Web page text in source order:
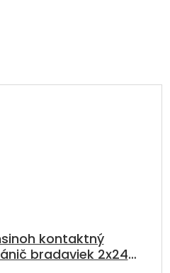
kontaktný
bradaviek 2x24